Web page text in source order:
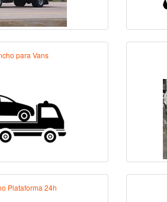
para Vans
Plataforma 24h